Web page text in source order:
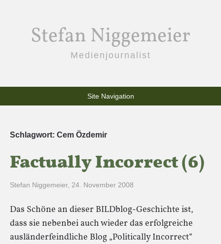
Stefan Niggemeier
Medienjournalist
Site Navigation
Schlagwort: Cem Özdemir
Factually Incorrect (6)
Stefan Niggemeier, 24. November 2008
Das Schöne an dieser BILDblog-Geschichte ist,
dass sie nebenbei auch wieder das erfolgreiche
ausländerfeindliche Blog „Politically Incorrect“